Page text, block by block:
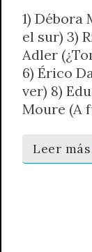
1) Débora
el sur) 3)
Adler
6) Érico
ver) 8)
Moure (A
Leer más